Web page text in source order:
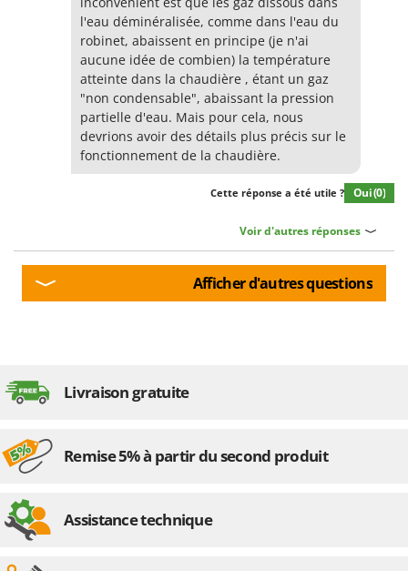
l'eau déminéralisée, comme dans l'eau du
robinet, abaissent en principe (je n'ai
aucune idée de combien) la température
atteinte dans la chaudière , étant un gaz
"non condensable", abaissant la pression
partielle d'eau. Mais pour cela, nous
devrions avoir des détails plus précis sur le
fonctionnement de la chaudière.
Cette réponse a été utile ? Oui(0)
Voir d'autres réponses
Afficher d'autres questions
Livraison gratuite
Remise 5% à partir du second produit
Assistance technique